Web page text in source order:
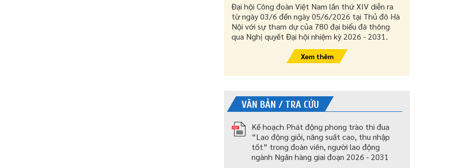
Đại hội Công đoàn Việt Nam lần thứ XIV diễn ra
từ ngày 03/6 đến ngày 05/6/2026 tại Thủ đô Hà
Nội với sự tham dự của 780 đại biểu đã thông
qua Nghị quyết Đại hội nhiệm kỳ 2026 - 2031.
Xem thêm
VĂN BẢN / TRA CỨU
Kế hoạch Phát động phong trào thi đua
“Lao động giỏi, năng suất cao, thu nhập
tốt” trong đoàn viên, người lao động
ngành Ngân hàng giai đoạn 2026 - 2031